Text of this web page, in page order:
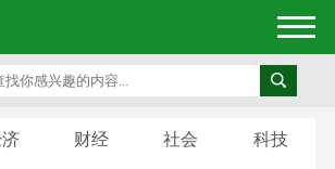
财经 社会 科技